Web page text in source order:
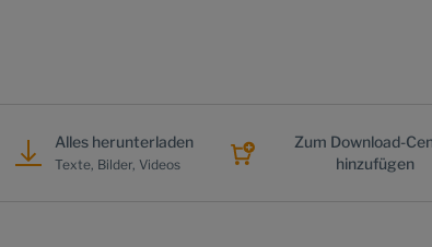
Alles herunterladen
Texte, Bilder, Videos
Zum Download-
hinzufügen